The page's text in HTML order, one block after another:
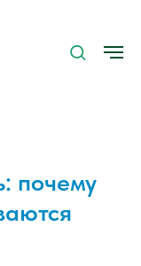
почему